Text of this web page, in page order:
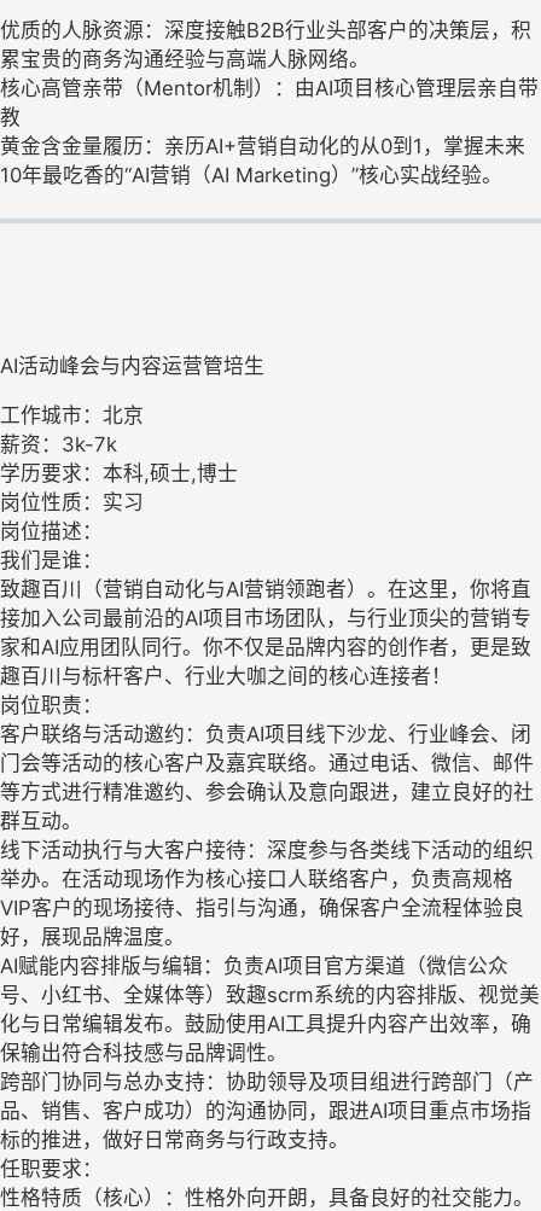
优质的人脉资源：深度接触B2B行业头部客户的决策层，积
累宝贵的商务沟通经验与高端人脉网络。
核心高管亲带（Mentor机制）：由AI项目核心管理层亲自带
教
黄金含金量履历：亲历AI+营销自动化的从0到1，掌握未来
10年最吃香的“AI营销（AI Marketing）”核心实战经验。
AI活动峰会与内容运营管培生
工作城市：北京
薪资：3k-7k
学历要求：本科,硕士,博士
岗位性质：实习
岗位描述：
我们是谁：
致趣百川（营销自动化与AI营销领跑者）。在这里，你将直
接加入公司最前沿的AI项目市场团队，与行业顶尖的营销专
家和AI应用团队同行。你不仅是品牌内容的创作者，更是致
趣百川与标杆客户、行业大咖之间的核心连接者！
岗位职责：
客户联络与活动邀约：负责AI项目线下沙龙、行业峰会、闭
门会等活动的核心客户及嘉宾联络。通过电话、微信、邮件
等方式进行精准邀约、参会确认及意向跟进，建立良好的社
群互动。
线下活动执行与大客户接待：深度参与各类线下活动的组织
举办。在活动现场作为核心接口人联络客户，负责高规格
VIP客户的现场接待、指引与沟通，确保客户全流程体验良
好，展现品牌温度。
AI赋能内容排版与编辑：负责AI项目官方渠道（微信公众
号、小红书、全媒体等）致趣scrm系统的内容排版、视觉美
化与日常编辑发布。鼓励使用AI工具提升内容产出效率，确
保输出符合科技感与品牌调性。
跨部门协同与总办支持：协助领导及项目组进行跨部门（产
品、销售、客户成功）的沟通协同，跟进AI项目重点市场指
标的推进，做好日常商务与行政支持。
任职要求：
性格特质（核心）：性格外向开朗，具备良好的社交能力。